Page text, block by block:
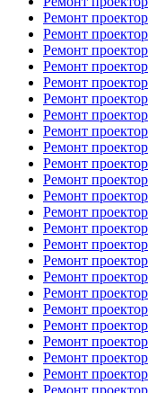
Ремонт
Ремонт
Ремонт
Ремонт
Ремонт
Ремонт
Ремонт
Ремонт
Ремонт
Ремонт
Ремонт
Ремонт
Ремонт
Ремонт
Ремонт
Ремонт
Ремонт
Ремонт
Ремонт
Ремонт
Ремонт
Ремонт
Ремонт
Ремонт